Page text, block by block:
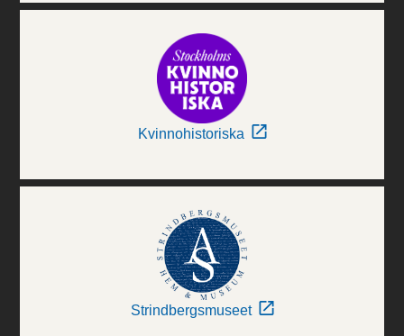
Kvinnohistoriska
Strindbergsmuseet